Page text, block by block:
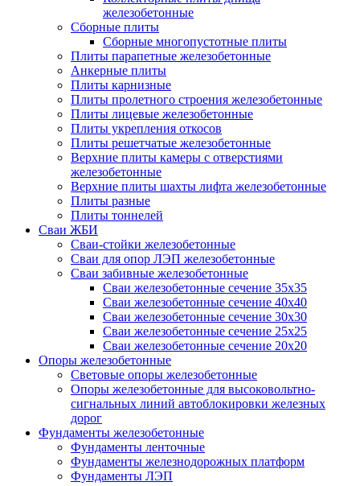
железобетонные
Сборные плиты
Сборные многопустотные плиты
Плиты парапетные железобетонные
Анкерные плиты
Плиты карнизные
Плиты пролетного строения железобетонные
Плиты лицевые железобетонные
Плиты укрепления откосов
Плиты решетчатые железобетонные
Верхние плиты камеры с отверстиями
железобетонные
Верхние плиты шахты лифта железобетонные
Плиты разные
Плиты тоннелей
Сваи ЖБИ
Сваи-стойки железобетонные
Сваи для опор ЛЭП железобетонные
Сваи забивные железобетонные
Сваи железобетонные сечение 35x35
Сваи железобетонные сечение 40x40
Сваи железобетонные сечение 30x30
Сваи железобетонные сечение 25x25
Сваи железобетонные сечение 20x20
Опоры железобетонные
Световые опоры железобетонные
Опоры железобетонные для высоковольтно-
сигнальных линий автоблокировки железных
дорог
Фундаменты железобетонные
Фундаменты ленточные
Фундаменты железнодорожных платформ
Фундаменты ЛЭП